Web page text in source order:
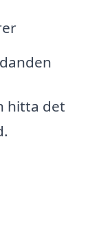
hitta det